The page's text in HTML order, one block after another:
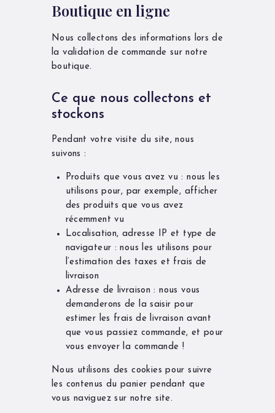
Boutique en ligne
Nous collectons des informations lors de
la validation de commande sur notre
boutique.
Ce que nous collectons et
stockons
Pendant votre visite du site, nous
suivons :
Produits que vous avez vu : nous les
utilisons pour, par exemple, afficher
des produits que vous avez
récemment vu
Localisation, adresse IP et type de
navigateur : nous les utilisons pour
l‘estimation des taxes et frais de
livraison
Adresse de livraison : nous vous
demanderons de la saisir pour
estimer les frais de livraison avant
que vous passiez commande, et pour
vous envoyer la commande !
Nous utilisons des cookies pour suivre
les contenus du panier pendant que
vous naviguez sur notre site.